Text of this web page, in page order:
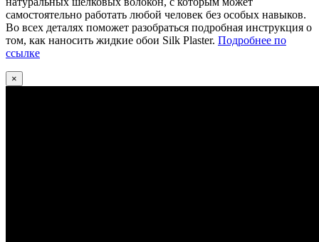
самостоятельно работать любой человек без особых навыков.
Во всех деталях поможет разобраться подробная инструкция о
том, как наносить жидкие обои Silk Plaster. Подробнее по
ссылке
×